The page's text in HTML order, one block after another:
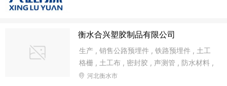
衡水合兴塑胶制品有限公司
生产 , 销售公路预埋件 , 铁路预埋件 , 土工
格栅 , 土工布 , 密封胶 , 声测管 , 防水材料 ,
梁底钢板 , 橡胶护舷 , 橡胶套靴 , 阻尼器 ,
河北衡水市